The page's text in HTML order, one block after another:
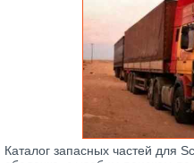
Каталог запасных частей для